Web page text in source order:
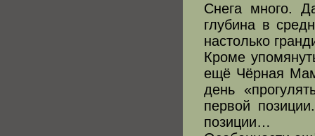
Снега много.
глубина в
настолько
Кроме
ещё Чёрная
день
первой
позиции…